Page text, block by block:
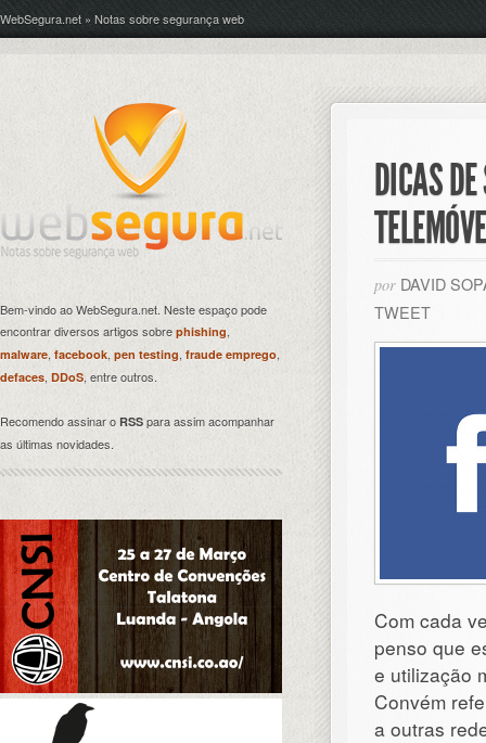
WebSegura.net » Notas sobre segurança web
DICAS
por DAVID
TWEET
Com cada
penso que
e utilização
Convém
a outras
Bem-vindo ao WebSegura.net. Neste espaço pode
encontrar diversos artigos sobre phishing,
malware, facebook, pen testing fraude emprego,
defaces, DDoS, entre outros.
Recomendo assinar o RSS para assim acompanhar
as últimas novidades.